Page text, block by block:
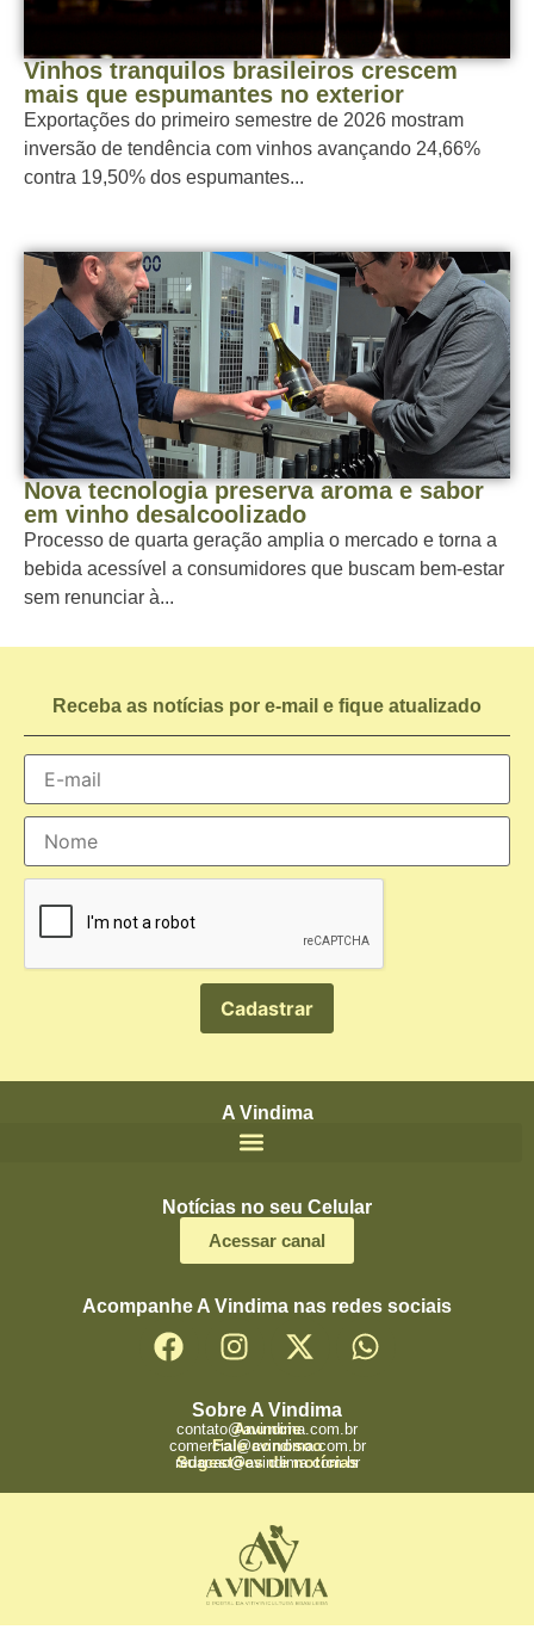
Vinhos tranquilos brasileiros crescem
mais que espumantes no exterior
Exportações do primeiro semestre de 2026 mostram
inversão de tendência com vinhos avançando 24,66%
contra 19,50% dos espumantes...
Nova tecnologia preserva aroma e sabor
em vinho desalcoolizado
Processo de quarta geração amplia o mercado e torna a
bebida acessível a consumidores que buscam bem-estar
sem renunciar à...
Receba as notícias por e-mail e fique atualizado
A Vindima
Notícias no seu Celular
Acessar canal
Acompanhe A Vindima nas redes sociais
Sobre A Vindima
Anuncie
contato@avindima.com.br
Fale conosco
comercial@avindima.com.br
Sugestões de notícias
redacao@avindima.com.br